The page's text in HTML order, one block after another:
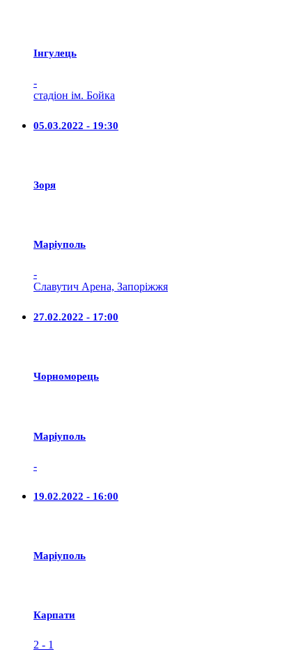
Iнгулець
-
стадіон ім. Бойка
05.03.2022 - 19:30
Зоря
Маріуполь
-
Славутич Арена, Запоріжжя
27.02.2022 - 17:00
Чорноморець
Маріуполь
-
19.02.2022 - 16:00
Маріуполь
Карпати
2 - 1